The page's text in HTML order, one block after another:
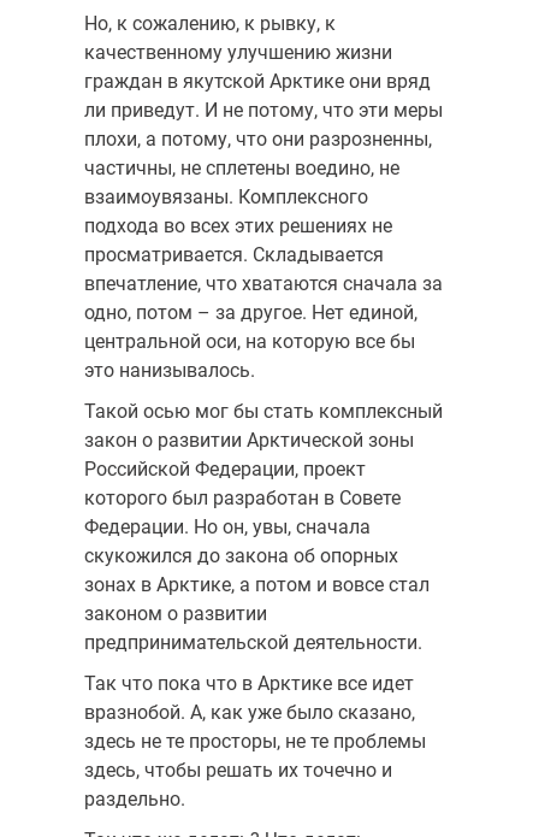
Но, к сожалению, к рывку, к
качественному улучшению жизни
граждан в якутской Арктике они вряд
ли приведут. И не потому, что эти меры
плохи, а потому, что они разрозненны,
частичны, не сплетены воедино, не
взаимоувязаны. Комплексного
подхода во всех этих решениях не
просматривается. Складывается
впечатление, что хватаются сначала за
одно, потом – за другое. Нет единой,
центральной оси, на которую все бы
это нанизывалось.
Такой осью мог бы стать комплексный
закон о развитии Арктической зоны
Российской Федерации, проект
которого был разработан в Совете
Федерации. Но он, увы, сначала
скукожился до закона об опорных
зонах в Арктике, а потом и вовсе стал
законом о развитии
предпринимательской деятельности.
Так что пока что в Арктике все идет
вразнобой. А, как уже было сказано,
здесь не те просторы, не те проблемы
здесь, чтобы решать их точечно и
раздельно.